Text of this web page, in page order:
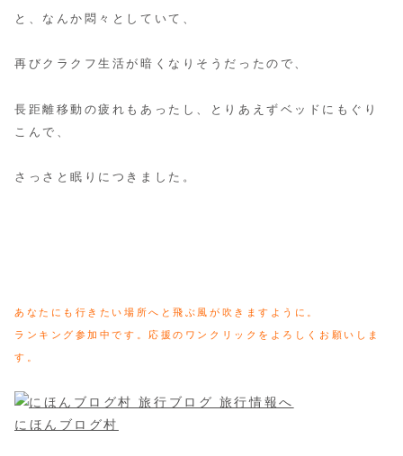
と、なんか悶々としていて、
再びクラクフ生活が暗くなりそうだったので、
長距離移動の疲れもあったし、とりあえずベッドにもぐり
こんで、
さっさと眠りにつきました。
あなたにも行きたい場所へと飛ぶ風が吹きますように。
ランキング参加中です。応援のワンクリックをよろしくお願いしま
す。
にほんブログ村